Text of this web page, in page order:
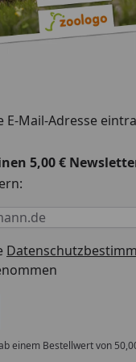
um ein Naturprodukt,
und Gewicht
E-Mail-Adresse
5,00 €
erforderlich
einem Bestellwert von